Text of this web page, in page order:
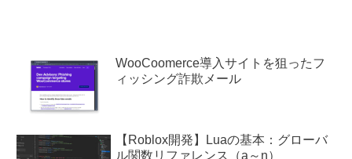
WooCoomerce導入サイトを狙ったフ
ィッシング詐欺メール
【Roblox開発】Luaの基本：グローバ
ル関数リファレンス（a～n）